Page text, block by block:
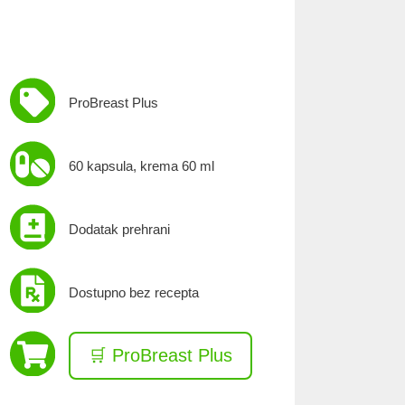
ProBreast Plus
60 kapsula, krema 60 ml
Dodatak prehrani
Dostupno bez recepta
🛒 ProBreast Plus